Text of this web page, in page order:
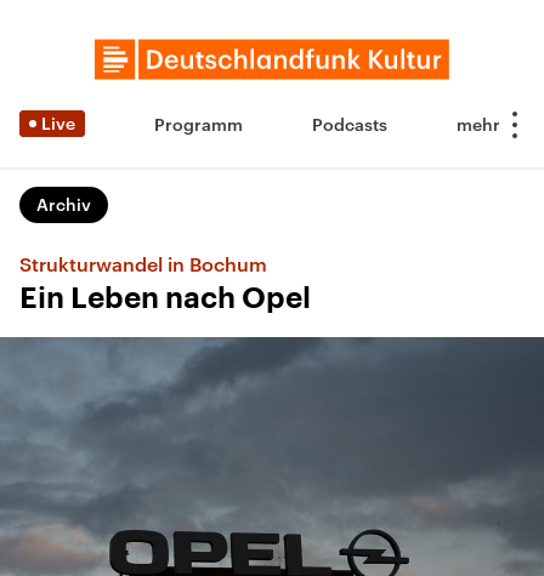
Live Programm Podcasts
Archiv
Strukturwandel in Bochum
Ein Leben nach Opel